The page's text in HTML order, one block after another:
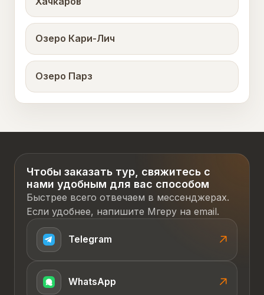
Озеро Кари-Лич
Озеро Парз
Чтобы заказать тур, свяжитесь с
нами удобным для вас способом
Быстрее всего отвечаем в мессенджерах.
Если удобнее, напишите Мгеру на email.
Telegram
WhatsApp